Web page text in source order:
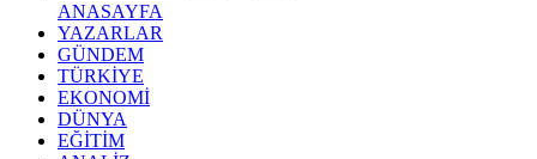
ANASAYFA
YAZARLAR
GÜNDEM
TÜRKİYE
EKONOMİ
DÜNYA
EĞİTİM